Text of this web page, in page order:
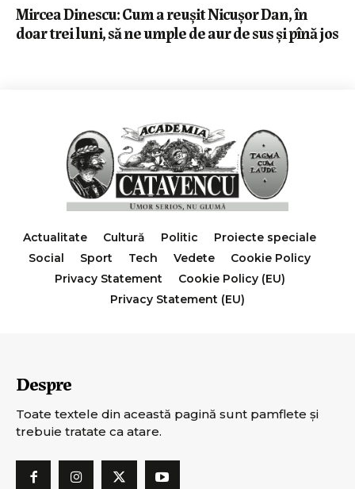
Mircea Dinescu: Cum a reușit Nicușor Dan, în
doar trei luni, să ne umple de aur de sus și pînă jos
Actualitate Cultură Politic
Proiecte speciale
Social
Sport Tech Vedete
Cookie Policy
Privacy Statement
Cookie Policy (EU)
Privacy Statement (EU)
Despre
Toate textele din această pagină sunt pamflete şi
trebuie tratate ca atare.